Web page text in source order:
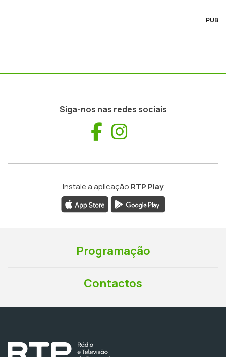
PUB
Siga-nos nas redes sociais
Facebook
Instale a aplicação RTP Play
Programação
Contactos